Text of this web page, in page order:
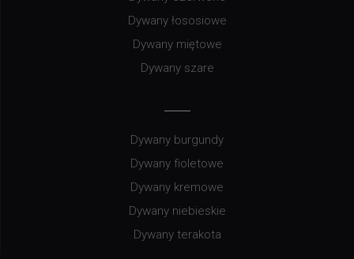
Dywany łososiowe
Dywany miętowe
Dywany szare
Dywany burgundy
Dywany fioletowe
Dywany kremowe
Dywany niebieskie
Dywany terakota